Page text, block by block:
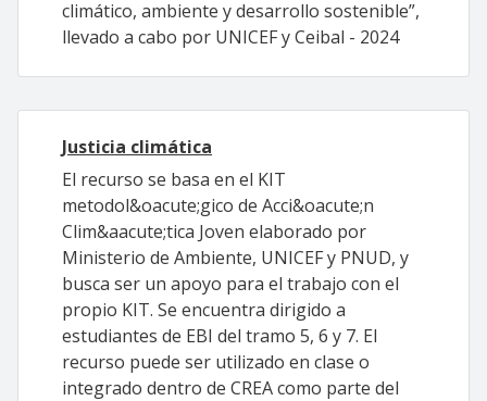
climático, ambiente y desarrollo sostenible”,
llevado a cabo por UNICEF y Ceibal - 2024
Justicia climática
El recurso se basa en el KIT
metodol&oacute;gico de Acci&oacute;n
Clim&aacute;tica Joven elaborado por
Ministerio de Ambiente, UNICEF y PNUD, y
busca ser un apoyo para el trabajo con el
propio KIT. Se encuentra dirigido a
estudiantes de EBI del tramo 5, 6 y 7. El
recurso puede ser utilizado en clase o
integrado dentro de CREA como parte del